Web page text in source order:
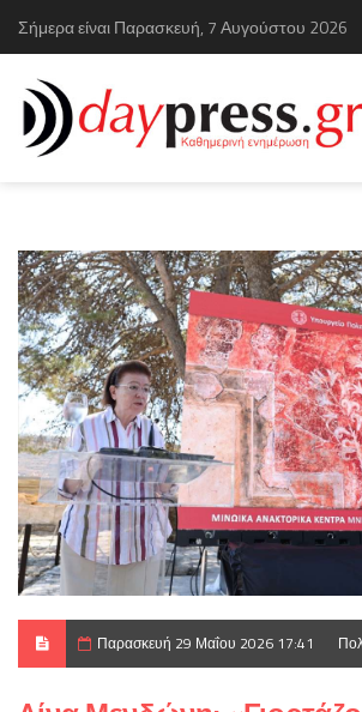
Σήμερα είναι Παρασκευή, 7 Αυγούστου 2026
Παρασκευή 29 Μαΐου 2026 17:41